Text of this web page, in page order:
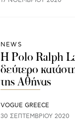
NEWS
Η Polo Ralph
δεύτερο
της Αθήνας
VOGUE GREECE
30 ΣΕΠΤΕΜΒΡΊΟΥ 2020